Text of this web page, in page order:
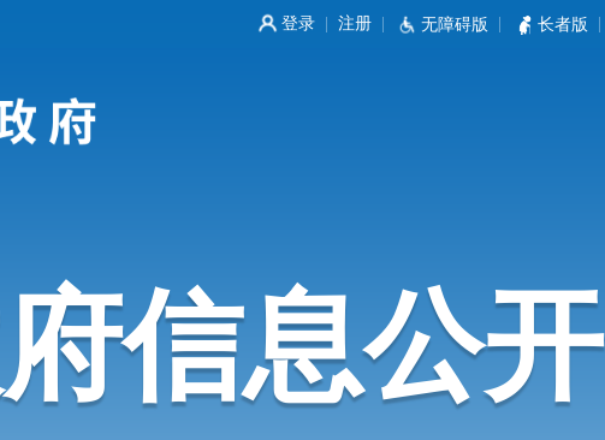
登录 注册 无障碍版 长者版
信息公开